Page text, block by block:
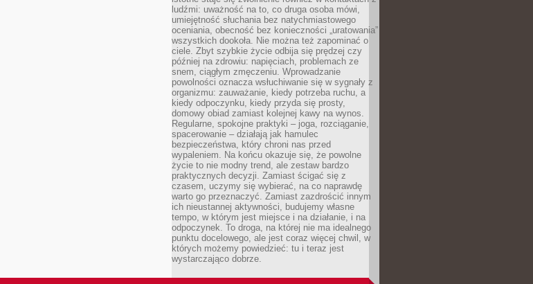
ludźmi: uważność na to, co druga osoba mówi,
umiejętność słuchania bez natychmiastowego
oceniania, obecność bez konieczności „uratowania”
wszystkich dookoła. Nie można też zapominać o
ciele. Zbyt szybkie życie odbija się prędzej czy
później na zdrowiu: napięciach, problemach ze
snem, ciągłym zmęczeniu. Wprowadzanie
powolności oznacza wsłuchiwanie się w sygnały z
organizmu: zauważanie, kiedy potrzeba ruchu, a
kiedy odpoczynku, kiedy przyda się prosty,
domowy obiad zamiast kolejnej kawy na wynos.
Regularne, spokojne praktyki – joga, rozciąganie,
spacerowanie – działają jak hamulec
bezpieczeństwa, który chroni nas przed
wypaleniem. Na końcu okazuje się, że powolne
życie to nie modny trend, ale zestaw bardzo
praktycznych decyzji. Zamiast ścigać się z
czasem, uczymy się wybierać, na co naprawdę
warto go przeznaczyć. Zamiast zazdrościć innym
ich nieustannej aktywności, budujemy własne
tempo, w którym jest miejsce i na działanie, i na
odpoczynek. To droga, na której nie ma idealnego
punktu docelowego, ale jest coraz więcej chwil, w
których możemy powiedzieć: tu i teraz jest
wystarczająco dobrze.